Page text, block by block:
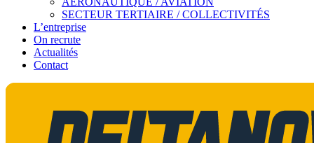
SECTEUR TERTIAIRE / COLLECTIVITÉS
L’entreprise
On recrute
Actualités
Contact